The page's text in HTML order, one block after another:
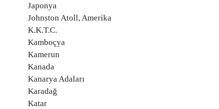
Japonya
Johnston Atoll, Amerika
K.K.T.C.
Kamboçya
Kamerun
Kanada
Kanarya Adaları
Karadağ
Katar